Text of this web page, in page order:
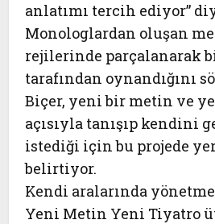
anlatımı tercih ediyor”
Monologlardan oluşan
rejilerinde parçalanarak
tarafından oynandığını
Biçer, yeni bir metin ve
açısıyla tanışıp kendini
istediği için bu projede yer
belirtiyor.
Kendi aralarında
Yeni Metin Yeni Tiyatro